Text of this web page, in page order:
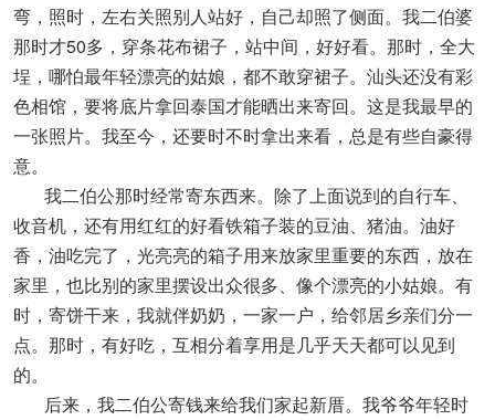
弯，照时，左右关照别人站好，自己却照了侧面。我二伯婆
那时才50多，穿条花布裙子，站中间，好好看。那时，全大
埕，哪怕最年轻漂亮的姑娘，都不敢穿裙子。汕头还没有彩
色相馆，要将底片拿回泰国才能晒出来寄回。这是我最早的
一张照片。我至今，还要时不时拿出来看，总是有些自豪得
意。
我二伯公那时经常寄东西来。除了上面说到的自行车、
收音机，还有用红红的好看铁箱子装的豆油、猪油。油好
香，油吃完了，光亮亮的箱子用来放家里重要的东西，放在
家里，也比别的家里摆设出众很多、像个漂亮的小姑娘。有
时，寄饼干来，我就伴奶奶，一家一户，给邻居乡亲们分一
点。那时，有好吃，互相分着享用是几乎天天都可以见到
的。
后来，我二伯公寄钱来给我们家起新厝。我爷爷年轻时